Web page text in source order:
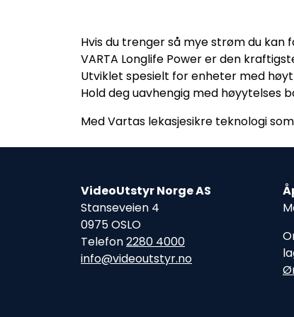
Hvis du trenger så mye strøm du kan
VARTA Longlife Power er den
Utviklet spesielt for enheter med
Hold deg uavhengig med
Med Vartas lekasjesikre teknologi
VideoUtstyr Norge AS
Stanseveien 4
0975 OSLO
Telefon2280 4000
info@videoutstyr.no